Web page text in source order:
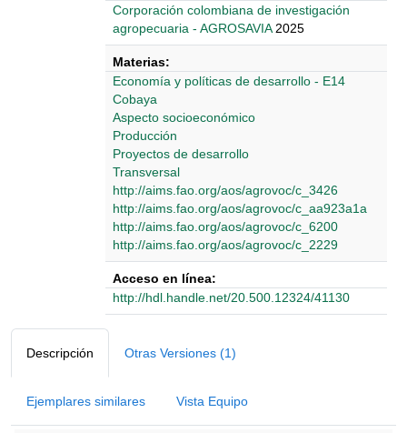
Corporación colombiana de investigación
agropecuaria - AGROSAVIA 2025
Materias:
Economía y políticas de desarrollo - E14
Cobaya
Aspecto socioeconómico
Producción
Proyectos de desarrollo
Transversal
http://aims.fao.org/aos/agrovoc/c_3426
http://aims.fao.org/aos/agrovoc/c_aa923a1a
http://aims.fao.org/aos/agrovoc/c_6200
http://aims.fao.org/aos/agrovoc/c_2229
Acceso en línea:
http://hdl.handle.net/20.500.12324/41130
Descripción Otras Versiones (1)
Ejemplares similares Vista Equipo